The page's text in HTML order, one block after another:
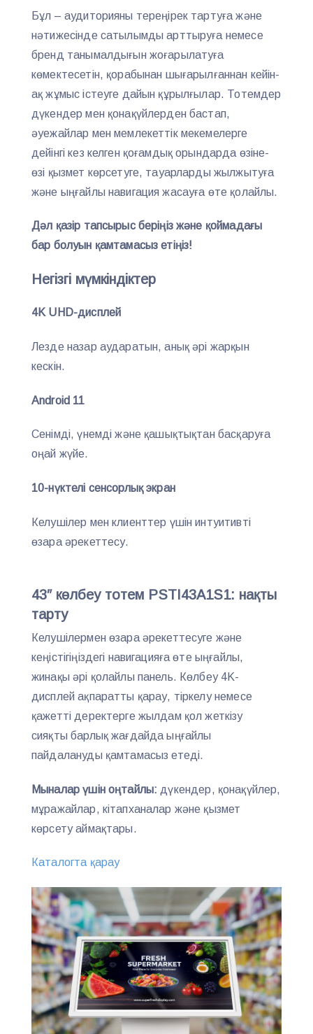
Бұл – аудиторияны тереңірек тартуға және
нәтижесінде сатылымды арттыруға немесе
бренд танымалдығын жоғарылатуға
көмектесетін, қорабынан шығарылғаннан кейін-
ақ жұмыс істеуге дайын құрылғылар. Тотемдер
дүкендер мен қонақүйлерден бастап,
әуежайлар мен мемлекеттік мекемелерге
дейінгі кез келген қоғамдық орындарда өзіне-
өзі қызмет көрсетуге, тауарларды жылжытуға
және ыңғайлы навигация жасауға өте қолайлы.
Дәл қазір тапсырыс беріңіз және қоймадағы
бар болуын қамтамасыз етіңіз!
Негізгі мүмкіндіктер
4K UHD-дисплей
Лезде назар аударатын, анық әрі жарқын
кескін.
Android 11
Сенімді, үнемді және қашықтықтан басқаруға
оңай жүйе.
10-нүктелі сенсорлық экран
Келушілер мен клиенттер үшін интуитивті
өзара әрекеттесу.
43″ көлбеу тотем PSTI43A1S1: нақты
тарту
Келушілермен өзара әрекеттесуге және
кеңістігіңіздегі навигацияға өте ыңғайлы,
жинақы әрі қолайлы панель. Көлбеу 4K-
дисплей ақпаратты қарау, тіркелу немесе
қажетті деректерге жылдам қол жеткізу
сияқты барлық жағдайда ыңғайлы
пайдалануды қамтамасыз етеді.
Мыналар үшін оңтайлы: дүкендер, қонақүйлер,
мұражайлар, кітапханалар және қызмет
көрсету аймақтары.
Каталогта қарау